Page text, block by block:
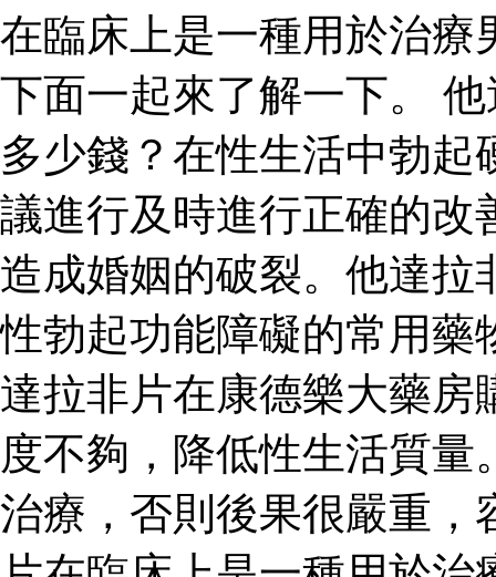
在臨床上是一種用於治療
下面一起來了解一下。
多少錢？在性生活中勃
議進行及時進行正確的改
造成婚姻的破裂。他達拉
性勃起功能障礙的常用藥
達拉非片在康德樂大藥房
度不夠，降低性生活質
治療，否則後果很嚴重，